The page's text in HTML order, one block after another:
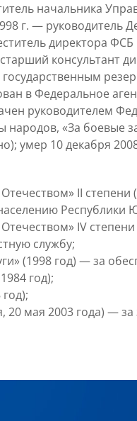
начальника
г. —
директора
консультант
государственным
в Федеральное
руководителем
«За боевые
умер 10 декабря
Отечеством» II
Республики
Отечеством» IV
службу;
(1998 год) — за
год);
20 мая 2003 года) —